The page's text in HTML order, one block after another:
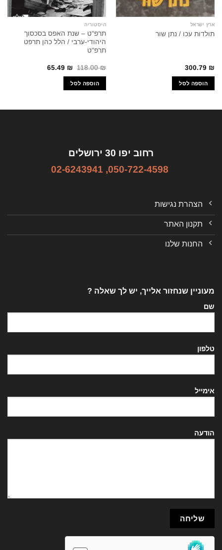
ארץ ישראל
תולדות עכו / נתן שור
300.79 ₪
הוספה לסל
היסטוריה
תרפ"ט – שנת האפס בסכסוך
היהודי-ערבי / הלל כהן תרפט
תרפ"ט
118.00₪
המחיר
היה:
118.00 ₪.
65.49 ₪
המחיר
הוספה לסל
רחוב יפו 30 ירושלים
050-722-4598
,
02-6243941
הצהרת נגישות
תקנון האתר
החנות שלנו
מעוניין שנחזור אלייך, יש לך שאלה ?
שם
טלפון
אימייל
הודעה